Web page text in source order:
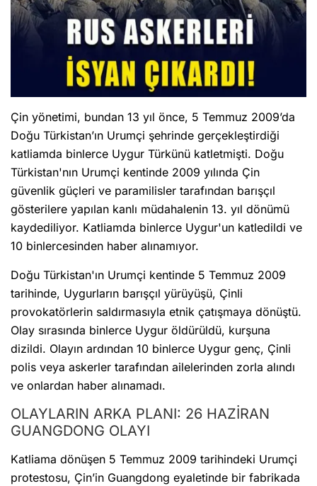
Çin yönetimi, bundan 13 yıl önce, 5 Temmuz 2009’da
Doğu Türkistan’ın Urumçi şehrinde gerçekleştirdiği
katliamda binlerce Uygur Türkünü katletmişti. Doğu
Türkistan'nın Urumçi kentinde 2009 yılında Çin
güvenlik güçleri ve paramilisler tarafından barışçıl
gösterilere yapılan kanlı müdahalenin 13. yıl dönümü
kaydediliyor. Katliamda binlerce Uygur'un katledildi ve
10 binlercesinden haber alınamıyor.
Doğu Türkistan'ın Urumçi kentinde 5 Temmuz 2009
tarihinde, Uygurların barışçıl yürüyüşü, Çinli
provokatörlerin saldırmasıyla etnik çatışmaya dönüştü.
Olay sırasında binlerce Uygur öldürüldü, kurşuna
dizildi. Olayın ardından 10 binlerce Uygur genç, Çinli
polis veya askerler tarafından ailelerinden zorla alındı
ve onlardan haber alınamadı.
OLAYLARIN ARKA PLANI: 26 HAZİRAN
GUANGDONG OLAYI
Katliama dönüşen 5 Temmuz 2009 tarihindeki Urumçi
protestosu, Çin’in Guangdong eyaletinde bir fabrikada